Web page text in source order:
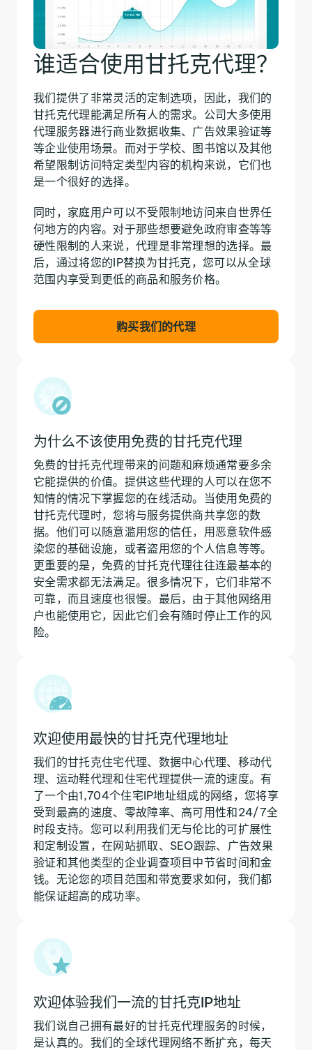
谁适合使用甘托克代理？
我们提供了非常灵活的定制选项，因此，我们的
甘托克代理能满足所有人的需求。公司大多使用
代理服务器进行商业数据收集、广告效果验证等
等企业使用场景。而对于学校、图书馆以及其他
希望限制访问特定类型内容的机构来说，它们也
是一个很好的选择。
同时，家庭用户可以不受限制地访问来自世界任
何地方的内容。对于那些想要避免政府审查等等
硬性限制的人来说，代理是非常理想的选择。最
后，通过将您的IP替换为甘托克，您可以从全球
范围内享受到更低的商品和服务价格。
购买我们的代理
为什么不该使用免费的甘托克代理
免费的甘托克代理带来的问题和麻烦通常要多余
它能提供的价值。提供这些代理的人可以在您不
知情的情况下掌握您的在线活动。当使用免费的
甘托克代理时，您将与服务提供商共享您的数
据。他们可以随意滥用您的信任，用恶意软件感
染您的基础设施，或者盗用您的个人信息等等。
更重要的是，免费的甘托克代理往往连最基本的
安全需求都无法满足。很多情况下，它们非常不
可靠，而且速度也很慢。最后，由于其他网络用
户也能使用它，因此它们会有随时停止工作的风
险。
欢迎使用最快的甘托克代理地址
我们的甘托克住宅代理、数据中心代理、移动代
理、运动鞋代理和住宅代理提供一流的速度。有
了一个由1,704个住宅IP地址组成的网络，您将享
受到最高的速度、零故障率、高可用性和24/7全
时段支持。您可以利用我们无与伦比的可扩展性
和定制设置，在网站抓取、SEO跟踪、广告效果
验证和其他类型的企业调查项目中节省时间和金
钱。无论您的项目范围和带宽要求如何，我们都
能保证超高的成功率。
欢迎体验我们一流的甘托克IP地址
我们说自己拥有最好的甘托克代理服务的时候，
是认真的。我们的全球代理网络不断扩充，每天